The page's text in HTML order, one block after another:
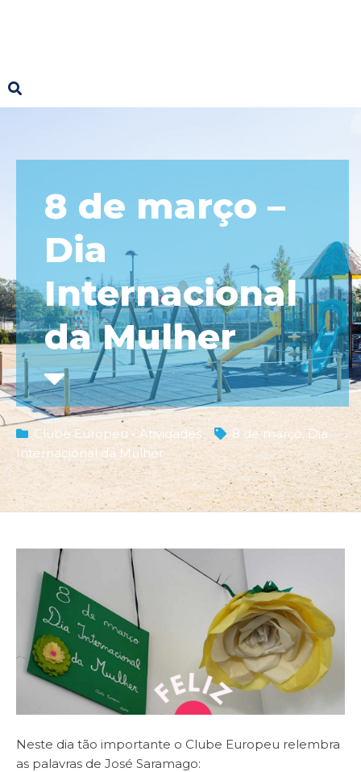
8 de março –
Dia
Internacional
da Mulher
Clube Europeu - Atividades 8 de março,Dia
Internacional da Mulher
Neste dia tão importante o Clube Europeu relembra
as palavras de José Saramago: